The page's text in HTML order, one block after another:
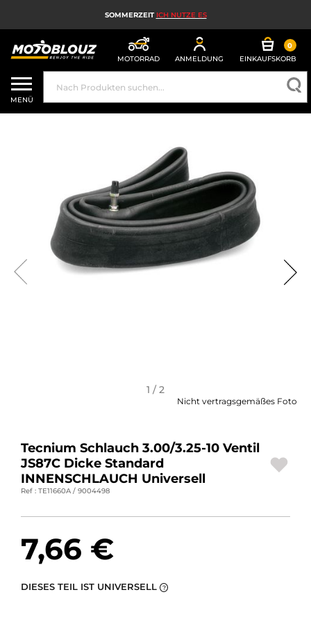
SOMMERZEIT ICH NUTZE ES
MOTORRAD ANMELDUNG
0
EINKAUFSKORB
MOTORRADHELM
MOTORRADAUSRÜSTUNG FÜR HERREN
MX, ENDURO UND TRAIL
HIGH-TECH-MOTORRAD
MOTORRAD-AIRBAG
MOTORRADTEILE UND WERKZEUGE
SPEZIELLE ANGEBOTE UND SONDERAKTIONEN
DE | EUR € — ÄNDERN
MARKEN
MENÜ
1 / 2
Nicht vertragsgemäßes Foto
Tecnium Schlauch 3.00/3.25-10 Ventil
JS87C Dicke Standard
INNENSCHLAUCH Universell
Ref : TE11660A / 9004498
7,66 €
DIESES TEIL IST UNIVERSELL ?